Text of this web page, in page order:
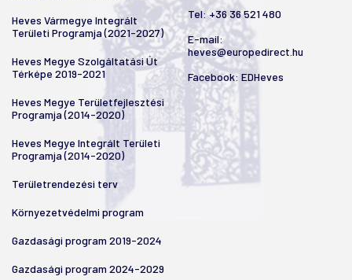
Heves Vármegye Integrált
Területi Programja (2021-2027)
Heves Megye Szolgáltatási Út
Térképe 2019-2021
Heves Megye Területfejlesztési
Programja (2014-2020)
Heves Megye Integrált Területi
Programja (2014-2020)
Területrendezési terv
Környezetvédelmi program
Gazdasági program 2019-2024
Gazdasági program 2024-2029
Tel:+36 36 521 480
E-mail:
heves@europedirect.hu
Facebook: EDHeves